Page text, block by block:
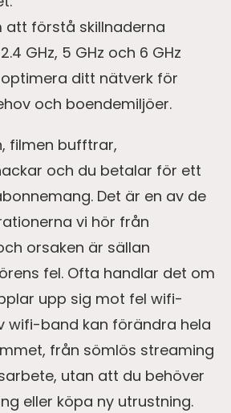
att förstå skillnaderna
GHz, 5 GHz och 6 GHz
ditt nätverk för
och boendemiljöer.
filmen bufftrar,
och du betalar för ett
Det är en av de
vi hör från
orsaken är sällan
fel. Ofta handlar det om
upp sig mot fel wifi-
wifi-band kan förändra hela
från sömlös streaming
utan att du behöver
eller köpa ny utrustning.